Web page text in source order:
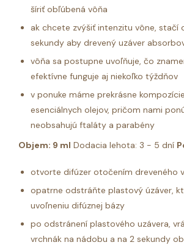
šíriť obľúbená vôňa
ak chcete zvýšiť intenzitu vône, stačí
sekundy aby drevený uzáver
vôňa sa postupne uvoľňuje, čo
efektívne funguje aj niekoľko týždňov
v ponuke máme prekrásne
esenciálnych olejov, pričom nami
neobsahujú ftaláty a parabény
Objem: 9 ml Dodacia lehota: 3 - 5 dní
otvorte difúzer otočením dreveného
opatrne odstráňte plastový úzáver,
uvoľneniu difúznej bázy
po odstránení plastového uzávera,
vrchnák na nádobu a na 2 sekundy